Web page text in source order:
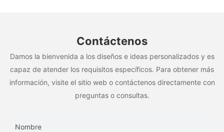
Contáctenos
Damos la bienvenida a los diseños e ideas personalizados y es
capaz de atender los requisitos específicos. Para obtener más
información, visite el sitio web o contáctenos directamente con
preguntas o consultas.
Nombre